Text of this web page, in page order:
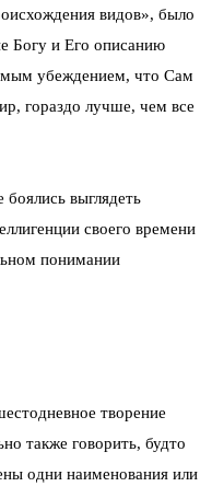
видов», было
Богу и Его описанию
убеждением, что Сам
гораздо лучше, чем все
выглядеть
своего времени
понимании
творение
также говорить, будто
одни наименования или